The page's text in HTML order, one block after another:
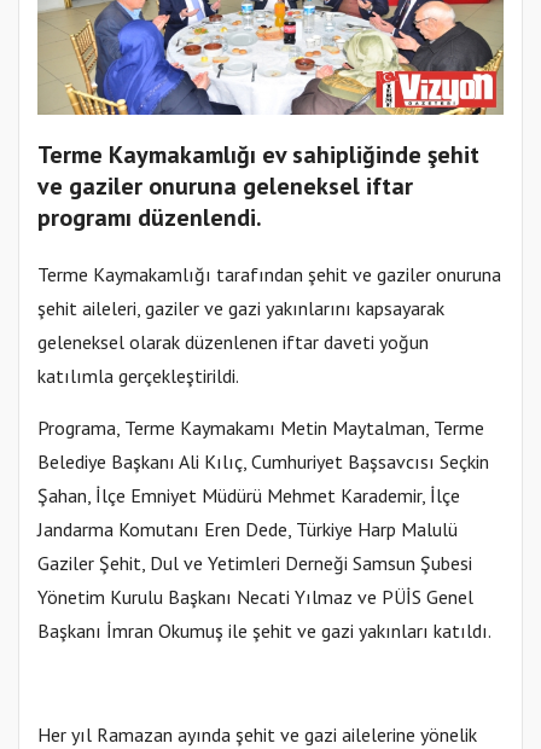
Terme Kaymakamlığı ev sahipliğinde şehit
ve gaziler onuruna geleneksel iftar
programı düzenlendi.
Terme Kaymakamlığı tarafından şehit ve gaziler onuruna
şehit aileleri, gaziler ve gazi yakınlarını kapsayarak
geleneksel olarak düzenlenen iftar daveti yoğun
katılımla gerçekleştirildi.
Programa, Terme Kaymakamı Metin Maytalman, Terme
Belediye Başkanı Ali Kılıç, Cumhuriyet Başsavcısı Seçkin
Şahan, İlçe Emniyet Müdürü Mehmet Karademir, İlçe
Jandarma Komutanı Eren Dede, Türkiye Harp Malulü
Gaziler Şehit, Dul ve Yetimleri Derneği Samsun Şubesi
Yönetim Kurulu Başkanı Necati Yılmaz ve PÜİS Genel
Başkanı İmran Okumuş ile şehit ve gazi yakınları katıldı.
Her yıl Ramazan ayında şehit ve gazi ailelerine yönelik